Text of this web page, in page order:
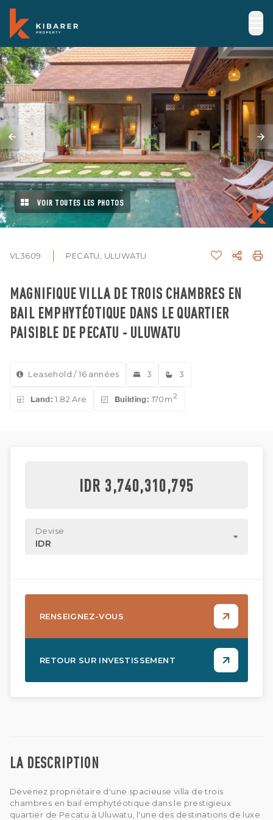
VOIR TOUTES LES PHOTOS
VL3609 PECATU, ULUWATU
MAGNIFIQUE VILLA DE TROIS CHAMBRES EN
BAIL EMPHYTÉOTIQUE DANS LE QUARTIER
PAISIBLE DE PECATU - ULUWATU
Leasehold / 16 années 3 3
Land: 1.82 Are Building: 170m2
LA DESCRIPTION
Devenez propriétaire d'une spacieuse villa de trois
chambres en bail emphytéotique dans le prestigieux
quartier de Pecatu à Uluwatu, l'une des destinations de luxe
IDR 3,740,310,795
Devise
IDR
RENSEIGNEZ-VOUS
RETOUR SUR INVESTISSEMENT